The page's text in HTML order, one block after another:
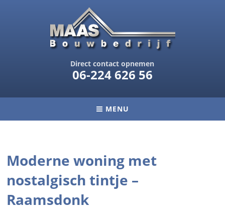
Direct contact opnemen
06-224 626 56
MENU
Moderne woning met
nostalgisch tintje –
Raamsdonk